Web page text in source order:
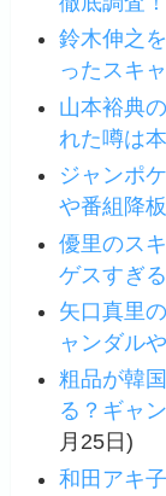
鈴木伸之
ったスキ
山本裕典
れた噂は
ジャンポ
や番組降
優里のス
ゲスすぎ
矢口真里
ャンダル
粗品が韓
る？ギャ
月25日)
和田アキ